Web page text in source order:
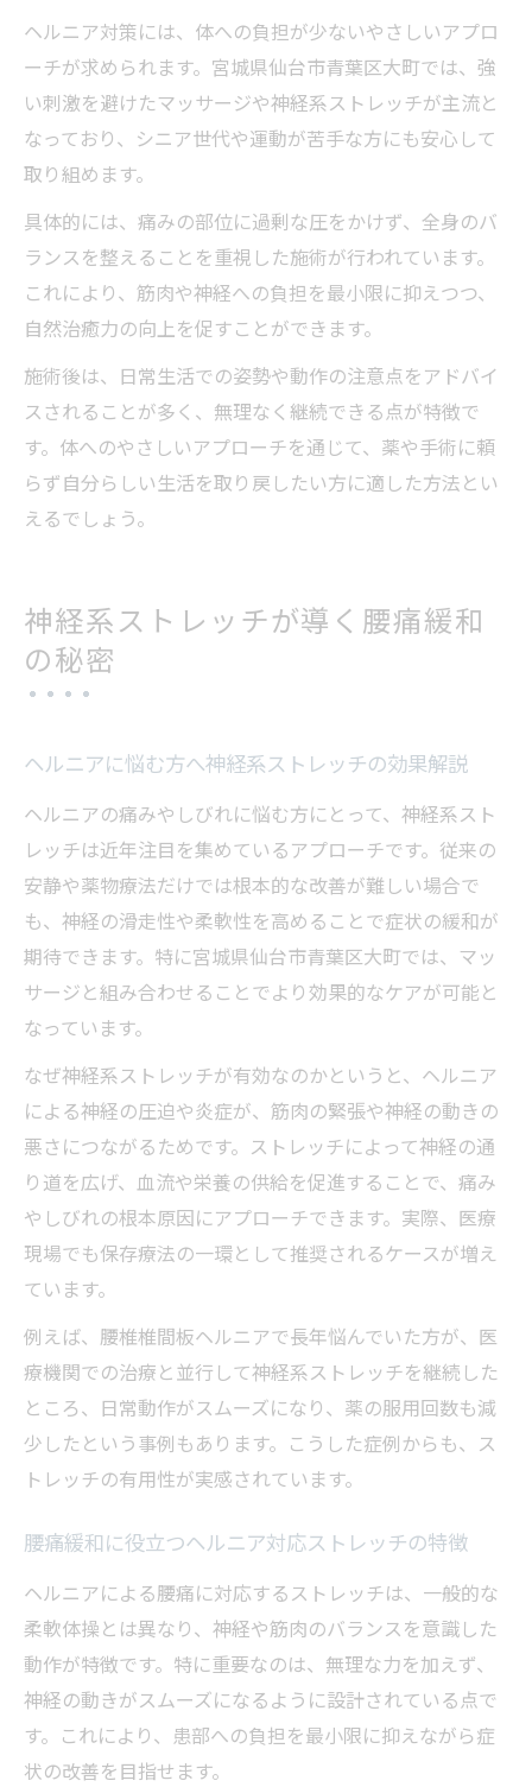
ヘルニア対策には、体への負担が少ないやさしいアプロ
ーチが求められます。宮城県仙台市青葉区大町では、強
い刺激を避けたマッサージや神経系ストレッチが主流と
なっており、シニア世代や運動が苦手な方にも安心して
取り組めます。
具体的には、痛みの部位に過剰な圧をかけず、全身のバ
ランスを整えることを重視した施術が行われています。
これにより、筋肉や神経への負担を最小限に抑えつつ、
自然治癒力の向上を促すことができます。
施術後は、日常生活での姿勢や動作の注意点をアドバイ
スされることが多く、無理なく継続できる点が特徴で
す。体へのやさしいアプローチを通じて、薬や手術に頼
らず自分らしい生活を取り戻したい方に適した方法とい
えるでしょう。
神経系ストレッチが導く腰痛緩和
の秘密
ヘルニアに悩む方へ神経系ストレッチの効果解説
ヘルニアの痛みやしびれに悩む方にとって、神経系スト
レッチは近年注目を集めているアプローチです。従来の
安静や薬物療法だけでは根本的な改善が難しい場合で
も、神経の滑走性や柔軟性を高めることで症状の緩和が
期待できます。特に宮城県仙台市青葉区大町では、マッ
サージと組み合わせることでより効果的なケアが可能と
なっています。
なぜ神経系ストレッチが有効なのかというと、ヘルニア
による神経の圧迫や炎症が、筋肉の緊張や神経の動きの
悪さにつながるためです。ストレッチによって神経の通
り道を広げ、血流や栄養の供給を促進することで、痛み
やしびれの根本原因にアプローチできます。実際、医療
現場でも保存療法の一環として推奨されるケースが増え
ています。
例えば、腰椎椎間板ヘルニアで長年悩んでいた方が、医
療機関での治療と並行して神経系ストレッチを継続した
ところ、日常動作がスムーズになり、薬の服用回数も減
少したという事例もあります。こうした症例からも、ス
トレッチの有用性が実感されています。
腰痛緩和に役立つヘルニア対応ストレッチの特徴
ヘルニアによる腰痛に対応するストレッチは、一般的な
柔軟体操とは異なり、神経や筋肉のバランスを意識した
動作が特徴です。特に重要なのは、無理な力を加えず、
神経の動きがスムーズになるように設計されている点で
す。これにより、患部への負担を最小限に抑えながら症
状の改善を目指せます。